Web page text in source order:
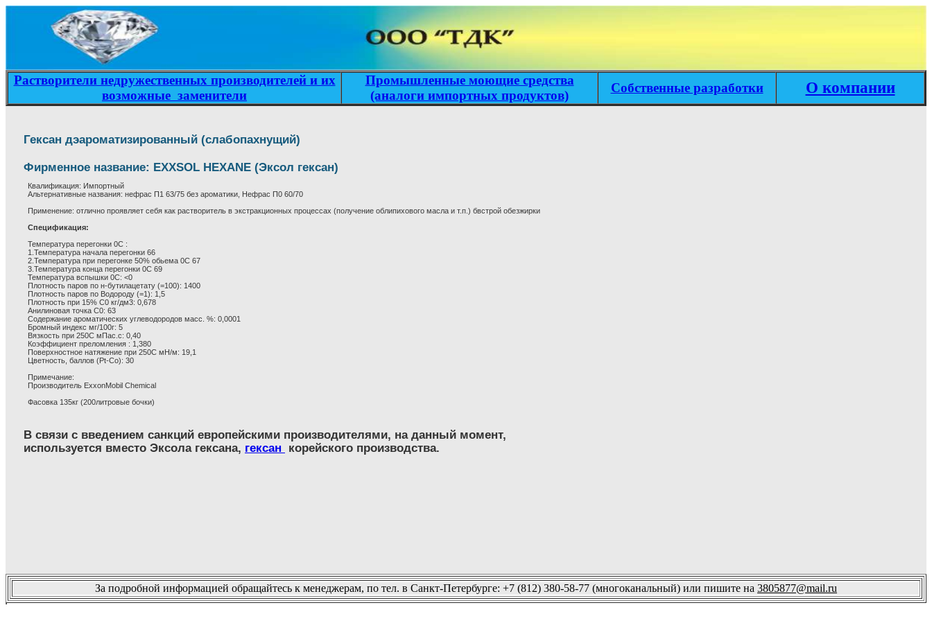
Растворители недружественных производителей и их
возможные заменители
Промышленные моющие средства
(аналоги импортных продуктов)
Собственные разработки О компании
Гексан дэароматизированный (слабопахнущий)
Фирменное название: EXXSOL HEXANE (Эксол гексан)
Квалификация: Импортный
Альтернативные названия: нефрас П1 63/75 без ароматики, Нефрас П0 60/70
Применение: отлично проявляет себя как растворитель в экстракционных процессах (получение облипихового масла и т.п.) бвстрой обезжирки
Спецификация:
Температура перегонки 0С :
1.Температура начала перегонки 66
2.Температура при перегонке 50% обьема 0С 67
3.Температура конца перегонки 0С 69
Температура вспышки 0С: <0
Плотность паров по н-бутилацетату (=100): 1400
Плотность паров по Водороду (=1): 1,5
Плотность при 15% С0 кг/дм3: 0,678
Анилиновая точка С0: 63
Содержание ароматических углеводородов масс. %: 0,0001
Бромный индекс мг/100г: 5
Вязкость при 250С мПас.с: 0,40
Коэффициент преломления : 1,380
Поверхностное натяжение при 250С мН/м: 19,1
Цветность, баллов (Pt-Co): 30
Примечание:
Производитель ExxonMobil Chemical
Фасовка 135кг (200литровые бочки)
В связи с введением санкций европейскими производителями, на данный момент,
используется вместо Эксола гексана, гексан корейского производства.
За подробной информацией обращайтесь к менеджерам, по тел. в Санкт-Петербурге: +7 (812) 380-58-77 (многоканальный) или пишите на 3805877@mail.ru